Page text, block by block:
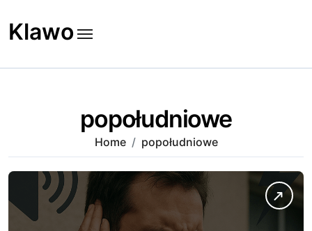
to
content
Klawo
popołudniowe
Home popołudniowe